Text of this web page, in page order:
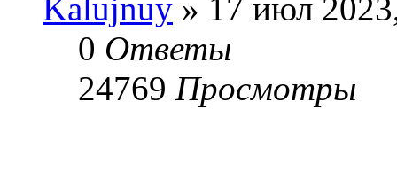
Kalujnuy » 17 июл
0 Ответы
24769 Просмотры